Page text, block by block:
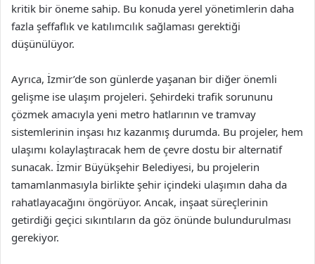
kritik bir öneme sahip. Bu konuda yerel yönetimlerin daha
fazla şeffaflık ve katılımcılık sağlaması gerektiği
düşünülüyor.
Ayrıca, İzmir’de son günlerde yaşanan bir diğer önemli
gelişme ise ulaşım projeleri. Şehirdeki trafik sorununu
çözmek amacıyla yeni metro hatlarının ve tramvay
sistemlerinin inşası hız kazanmış durumda. Bu projeler, hem
ulaşımı kolaylaştıracak hem de çevre dostu bir alternatif
sunacak. İzmir Büyükşehir Belediyesi, bu projelerin
tamamlanmasıyla birlikte şehir içindeki ulaşımın daha da
rahatlayacağını öngörüyor. Ancak, inşaat süreçlerinin
getirdiği geçici sıkıntıların da göz önünde bulundurulması
gerekiyor.